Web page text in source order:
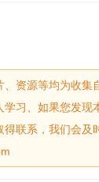
、资源等均为收集
学习、如果您发现
得联系，我们会及